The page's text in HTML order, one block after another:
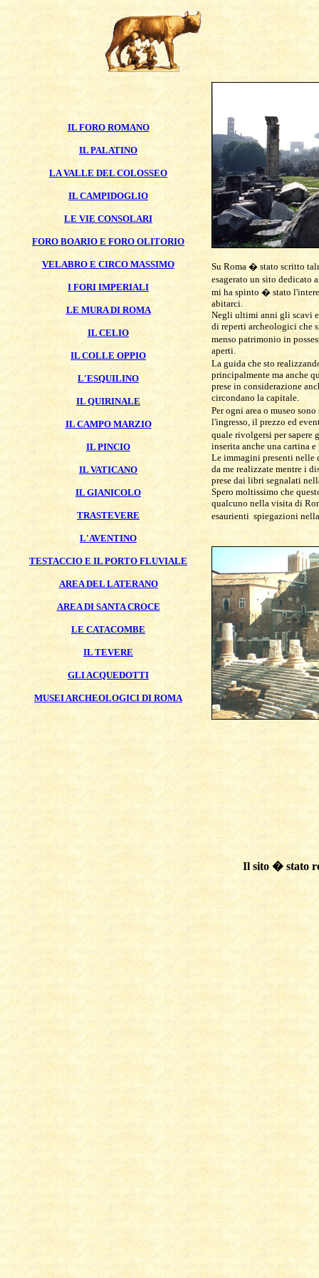
IL FORO ROMANO
IL PALATINO
LA VALLE DEL COLOSSEO
IL CAMPIDOGLIO
LE VIE CONSOLARI
FORO BOARIO E FORO OLITORIO
VELABRO E CIRCO MASSIMO
I FORI IMPERIALI
LE MURA DI ROMA
IL CELIO
IL COLLE OPPIO
L'ESQUILINO
IL QUIRINALE
IL CAMPO MARZIO
IL PINCIO
IL VATICANO
IL GIANICOLO
TRASTEVERE
L'AVENTINO
TESTACCIO E IL PORTO FLUVIALE
AREA DEL LATERANO
AREA DI SANTA CROCE
LE CATACOMBE
IL TEVERE
GLI ACQUEDOTTI
MUSEI ARCHEOLOGICI DI ROMA
Su Roma � stato scritto
esagerato un sito
mi ha spinto � stato
abitarci.
Negli ultimi anni gli scavi
di reperti archeologici che
menso patrimonio in
aperti.
La guida che sto
principalmente ma anche
prese in considerazione
circondano la capitale.
Per ogni area o museo
l'ingresso, il prezzo ed
quale rivolgersi per
inserita anche una cartina
Le immagini presenti nelle
da me realizzate mentre i
prese dai libri segnalati
Spero moltissimo che
qualcuno nella visita di
esaurienti spiegazioni
Il sito � stato